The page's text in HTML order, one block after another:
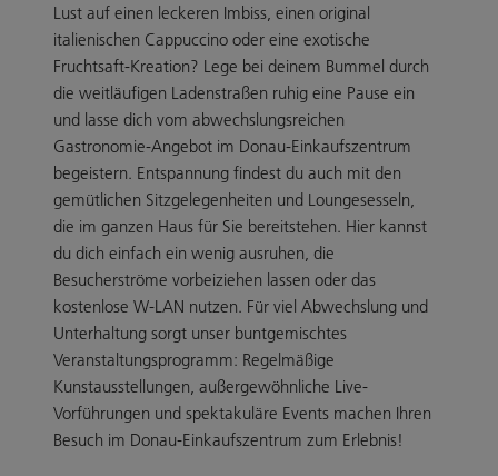
Lust auf einen leckeren Imbiss, einen original
italienischen Cappuccino oder eine exotische
Fruchtsaft-Kreation? Lege bei deinem Bummel durch
die weitläufigen Ladenstraßen ruhig eine Pause ein
und lasse dich vom abwechslungsreichen
Gastronomie-Angebot im Donau-Einkaufszentrum
begeistern. Entspannung findest du auch mit den
gemütlichen Sitzgelegenheiten und Loungesesseln,
die im ganzen Haus für Sie bereitstehen. Hier kannst
du dich einfach ein wenig ausruhen, die
Besucherströme vorbeiziehen lassen oder das
kostenlose W-LAN nutzen. Für viel Abwechslung und
Unterhaltung sorgt unser buntgemischtes
Veranstaltungsprogramm: Regelmäßige
Kunstausstellungen, außergewöhnliche Live-
Vorführungen und spektakuläre Events machen Ihren
Besuch im Donau-Einkaufszentrum zum Erlebnis!